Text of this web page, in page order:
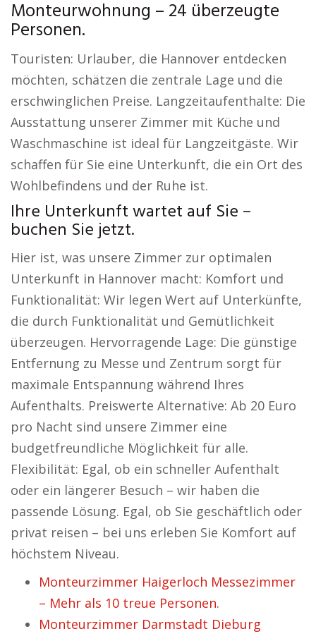
Monteurwohnung – 24 überzeugte
Personen.
Touristen: Urlauber, die Hannover entdecken
möchten, schätzen die zentrale Lage und die
erschwinglichen Preise. Langzeitaufenthalte: Die
Ausstattung unserer Zimmer mit Küche und
Waschmaschine ist ideal für Langzeitgäste. Wir
schaffen für Sie eine Unterkunft, die ein Ort des
Wohlbefindens und der Ruhe ist.
Ihre Unterkunft wartet auf Sie –
buchen Sie jetzt.
Hier ist, was unsere Zimmer zur optimalen
Unterkunft in Hannover macht: Komfort und
Funktionalität: Wir legen Wert auf Unterkünfte,
die durch Funktionalität und Gemütlichkeit
überzeugen. Hervorragende Lage: Die günstige
Entfernung zu Messe und Zentrum sorgt für
maximale Entspannung während Ihres
Aufenthalts. Preiswerte Alternative: Ab 20 Euro
pro Nacht sind unsere Zimmer eine
budgetfreundliche Möglichkeit für alle.
Flexibilität: Egal, ob ein schneller Aufenthalt
oder ein längerer Besuch – wir haben die
passende Lösung. Egal, ob Sie geschäftlich oder
privat reisen – bei uns erleben Sie Komfort auf
höchstem Niveau.
Monteurzimmer Haigerloch Messezimmer
– Mehr als 10 treue Personen.
Monteurzimmer Darmstadt Dieburg